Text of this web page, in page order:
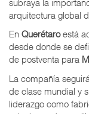
subraya la
arquitectura global
En Querétaroestá
desde donde se
de postventa para
La compañía
de clase mundial y
liderazgo como